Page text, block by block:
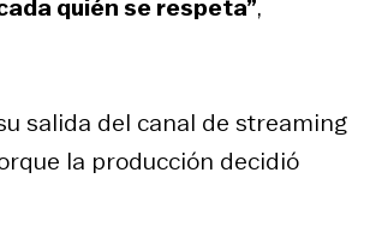
quién se respeta”,
salida del canal de streaming
la producción decidió